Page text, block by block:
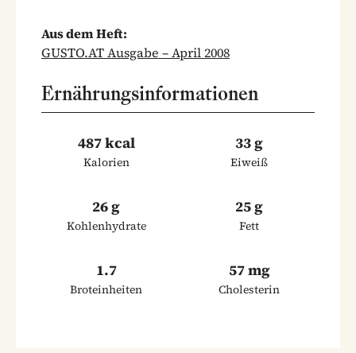
Aus dem Heft:
GUSTO.AT Ausgabe – April 2008
Ernährungsinformationen
487 kcal
Kalorien
33 g
Eiweiß
26 g
Kohlenhydrate
25 g
Fett
1.7
Broteinheiten
57 mg
Cholesterin